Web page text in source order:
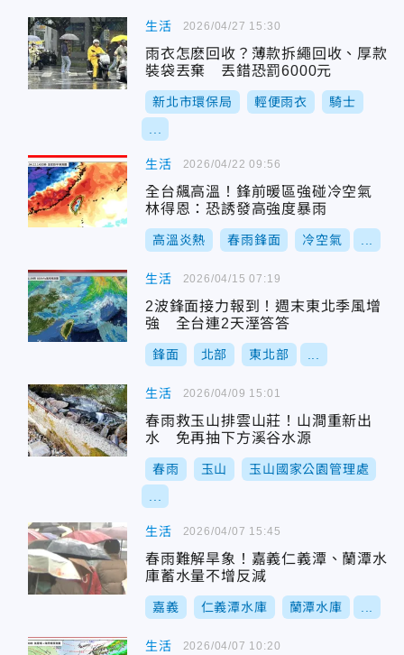
生活
雨衣怎麽回收？薄款拆繩回收、厚款
裝袋丟棄 丟錯恐罰6000元
新北市環保局 輕便雨衣 騎士
2026/04/27 15:30
生活
全台飆高溫！鋒前暖區強碰冷空氣
林得恩：恐誘發高強度暴雨
高溫炎熱 春雨鋒面 冷空氣
2026/04/22 09:56
生活
2波鋒面接力報到！週末東北季風增
強 全台連2天溼答答
鋒面 北部 東北部
2026/04/15 07:19
生活
春雨救玉山排雲山莊！山澗重新出
水 免再抽下方溪谷水源
春雨 玉山 玉山國家公園管理處
2026/04/09 15:01
生活
春雨難解旱象！嘉義仁義潭、蘭潭水
庫蓄水量不增反減
嘉義 仁義潭水庫 蘭潭水庫
2026/04/07 15:45
生活 2026/04/07 10:20